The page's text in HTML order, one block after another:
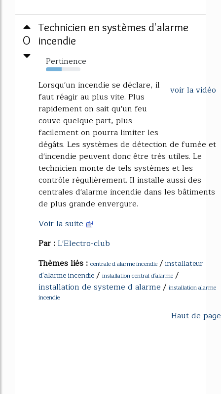
0
Technicien en systèmes d'alarme
incendie
Pertinence
46%
voir la vidéo
Lorsqu'un incendie se déclare, il
faut réagir au plus vite. Plus
rapidement on sait qu'un feu
couve quelque part, plus
facilement on pourra limiter les
dégâts. Les systèmes de détection de fumée et
d'incendie peuvent donc être très utiles. Le
technicien monte de tels systèmes et les
contrôle régulièrement. Il installe aussi des
centrales d'alarme incendie dans les bâtiments
de plus grande envergure.
Voir la suite
Par :L'Electro-club
Thèmes liés : centrale d alarme incendie / installateur
d'alarme incendie/ installation central d'alarme /
installation de systeme d alarme/ installation alarme
incendie
Haut de page